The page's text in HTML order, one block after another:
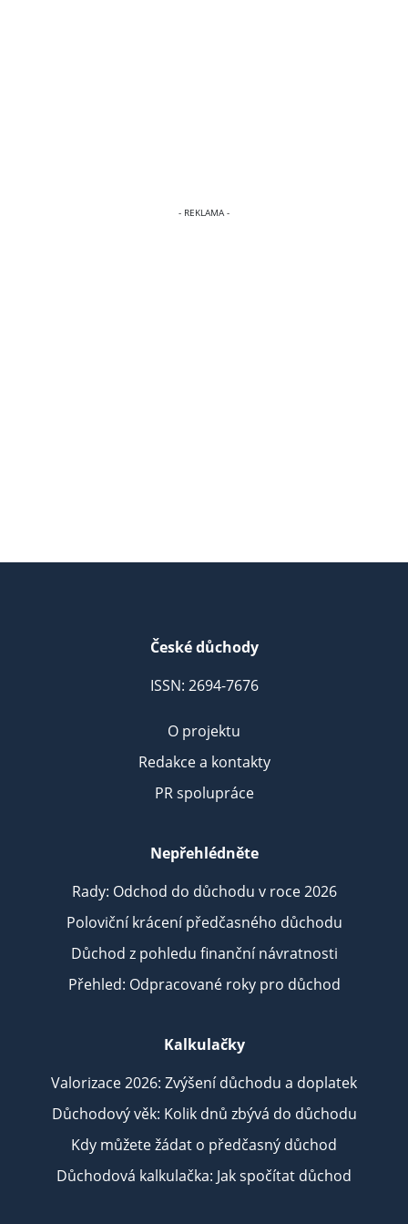
České důchody
ISSN: 2694-7676
O projektu
Redakce a kontakty
PR spolupráce
Nepřehlédněte
Rady: Odchod do důchodu v roce 2026
Poloviční krácení předčasného důchodu
Důchod z pohledu finanční návratnosti
Přehled: Odpracované roky pro důchod
Kalkulačky
Valorizace 2026: Zvýšení důchodu a doplatek
Důchodový věk: Kolik dnů zbývá do důchodu
Kdy můžete žádat o předčasný důchod
Důchodová kalkulačka: Jak spočítat důchod